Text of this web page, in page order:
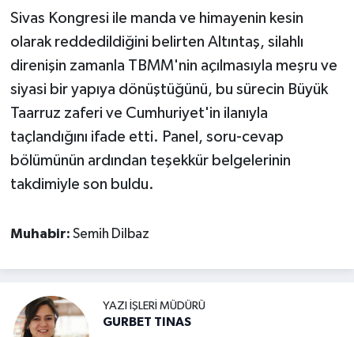
Sivas Kongresi ile manda ve himayenin kesin
olarak reddedildiğini belirten Altıntaş, silahlı
direnişin zamanla TBMM'nin açılmasıyla meşru ve
siyasi bir yapıya dönüştüğünü, bu sürecin Büyük
Taarruz zaferi ve Cumhuriyet'in ilanıyla
taçlandığını ifade etti. Panel, soru-cevap
bölümünün ardından teşekkür belgelerinin
takdimiyle son buldu.
Muhabir: Semih Dilbaz
YAZI İŞLERI MÜDÜRÜ
GURBET TINAS